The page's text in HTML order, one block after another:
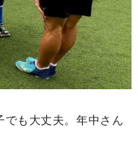
でも大丈夫。年中さん